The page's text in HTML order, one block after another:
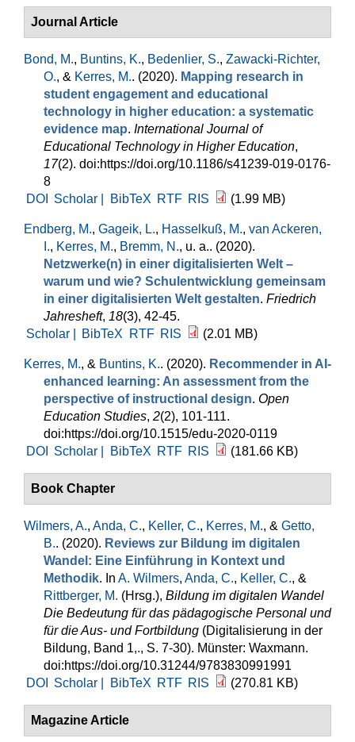
Journal Article
Bond, M., Buntins, K., Bedenlier, S., Zawacki-Richter,
O., & Kerres, M.. (2020). Mapping research in
student engagement and educational
technology in higher education: a systematic
evidence map. International Journal of
Educational Technology in Higher Education,
17(2). doi:https://doi.org/10.1186/s41239-019-0176-
8
DOI
Scholar | BibTeX RTF RIS (1.99 MB)
Endberg, M., Gageik, L., Hasselkuß, M., van Ackeren,
I., Kerres, M., Bremm, N., u. a.. (2020).
Netzwerke(n) in einer digitalisierten Welt –
warum und wie? Schulentwicklung gemeinsam
in einer digitalisierten Welt gestalten. Friedrich
Jahresheft, 18(3), 42-45.
Scholar |
BibTeX RTF RIS (2.01 MB)
Kerres, M., & Buntins, K.. (2020). Recommender in AI-
enhanced learning: An assessment from the
perspective of instructional design. Open
Education Studies, 2(2), 101-111.
doi:https://doi.org/10.1515/edu-2020-0119
DOI
Scholar | BibTeX RTF RIS (181.66 KB)
Book Chapter
Wilmers, A., Anda, C., Keller, C., Kerres, M., & Getto,
B.. (2020). Reviews zur Bildung im digitalen
Wandel: Eine Einführung in Kontext und
Methodik. In A. Wilmers, Anda, C., Keller, C., &
Rittberger, M. (Hrsg.), Bildung im digitalen Wandel
Die Bedeutung für das pädagogische Personal und
für die Aus- und Fortbildung (Digitalisierung in der
Bildung, Band 1,., S. 7-30). Münster: Waxmann.
doi:https://doi.org/10.31244/9783830991991
DOI
Scholar | BibTeX RTF RIS (270.81 KB)
Magazine Article